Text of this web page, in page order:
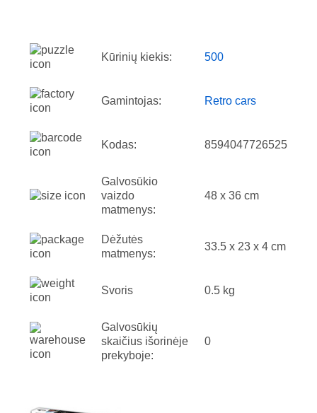
Kūrinių kiekis: 500
Gamintojas: Retro cars
Kodas: 8594047726525
Galvosūkio
vaizdo
matmenys:
48 x 36 cm
Dėžutės
matmenys:
33.5 x 23 x 4 cm
Svoris 0.5 kg
Galvosūkių
skaičius išorinėje
prekyboje:
0